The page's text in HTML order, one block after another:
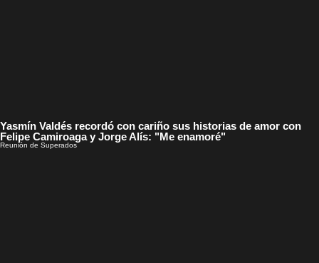
Yasmín Valdés recordó con cariño sus historias de amor con
Felipe Camiroaga y Jorge Alís: "Me enamoré"
Reunión de Superados